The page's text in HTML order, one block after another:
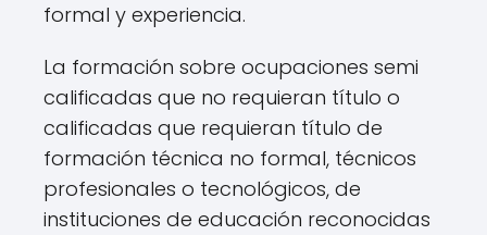
formal y experiencia.
La formación sobre ocupaciones semi
calificadas que no requieran título o
calificadas que requieran título de
formación técnica no formal, técnicos
profesionales o tecnológicos, de
instituciones de educación reconocidas